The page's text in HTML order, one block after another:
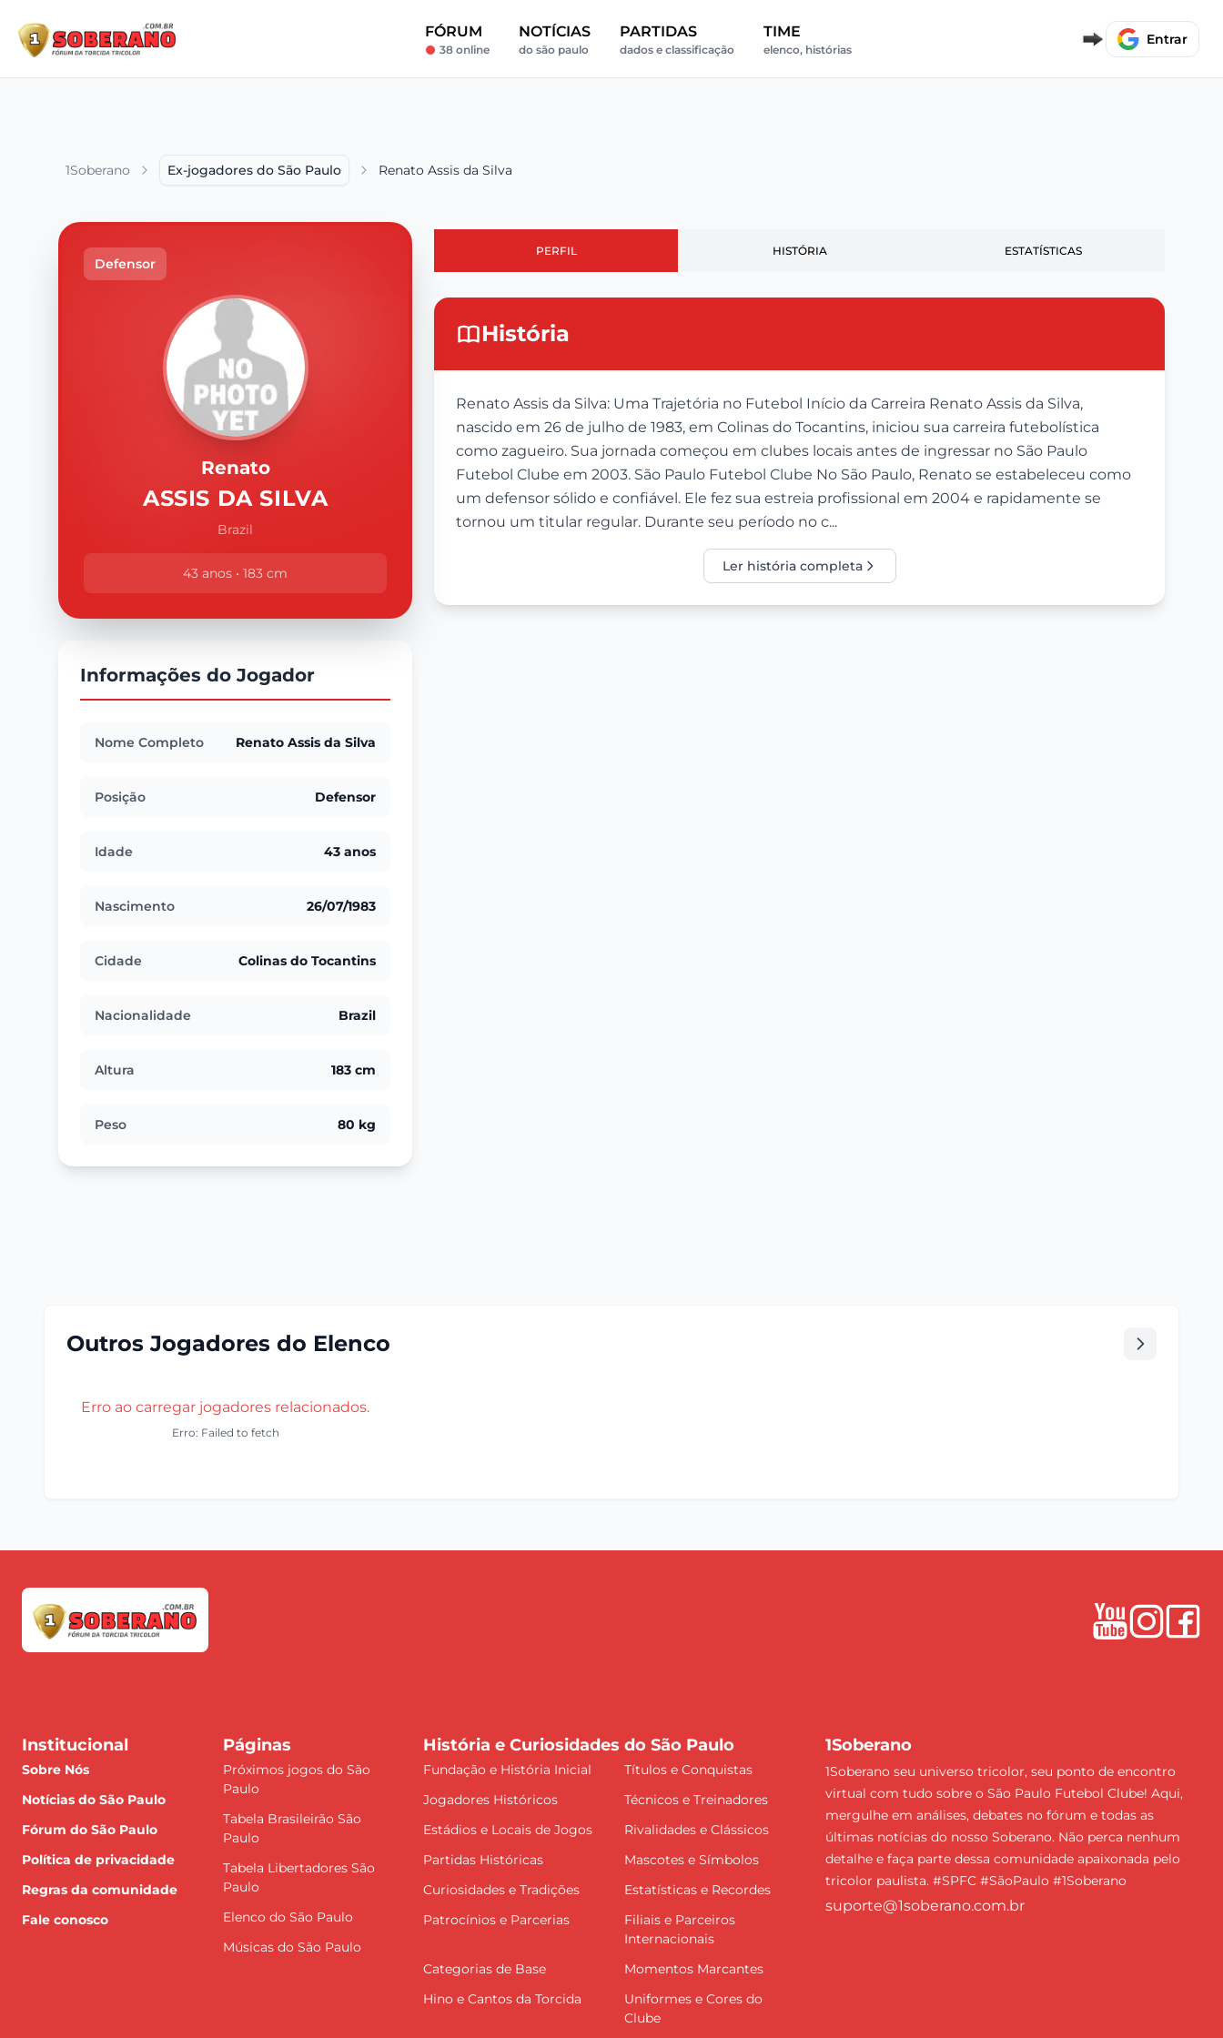
FÓRUM
38 online
NOTÍCIAS
do são paulo
PARTIDAS
dados e classificação
TIME
elenco, histórias
Entrar
1Soberano Ex-jogadores do São Paulo Renato Assis da Silva
Defensor
Renato
ASSIS DA SILVA
Brazil
43 anos • 183 cm
Informações do Jogador
Nome Completo Renato Assis da Silva
Posição Defensor
Idade 43 anos
Nascimento 26/07/1983
Cidade Colinas do Tocantins
Nacionalidade Brazil
Altura 183 cm
Peso 80 kg
PERFIL HISTÓRIA ESTATÍSTICAS
História
Renato Assis da Silva: Uma Trajetória no Futebol Início da Carreira Renato Assis da Silva,
nascido em 26 de julho de 1983, em Colinas do Tocantins, iniciou sua carreira futebolística
como zagueiro. Sua jornada começou em clubes locais antes de ingressar no São Paulo
Futebol Clube em 2003. São Paulo Futebol Clube No São Paulo, Renato se estabeleceu como
um defensor sólido e confiável. Ele fez sua estreia profissional em 2004 e rapidamente se
tornou um titular regular. Durante seu período no c...
Ler história completa
Outros Jogadores do Elenco
Erro ao carregar jogadores relacionados.
Erro: Failed to fetch
Institucional
Sobre Nós
Notícias do São Paulo
Fórum do São Paulo
Política de privacidade
Regras da comunidade
Fale conosco
Páginas
Próximos jogos do São
Paulo
Tabela Brasileirão São
Paulo
Tabela Libertadores São
Paulo
Elenco do São Paulo
Músicas do São Paulo
História e Curiosidades do São Paulo
Fundação e História Inicial
Títulos e Conquistas
Jogadores Históricos
Técnicos e Treinadores
Estádios e Locais de Jogos
Rivalidades e Clássicos
Partidas Históricas
Mascotes e Símbolos
Curiosidades e Tradições
Estatísticas e Recordes
Patrocínios e Parcerias
Filiais e Parceiros
Internacionais
Categorias de Base
Momentos Marcantes
Hino e Cantos da Torcida
Uniformes e Cores do
Clube
1Soberano
1Soberano seu universo tricolor, seu ponto de encontro
virtual com tudo sobre o São Paulo Futebol Clube! Aqui,
mergulhe em análises, debates no fórum e todas as
últimas notícias do nosso Soberano. Não perca nenhum
detalhe e faça parte dessa comunidade apaixonada pelo
tricolor paulista. #SPFC #SãoPaulo #1Soberano
suporte@1soberano.com.br